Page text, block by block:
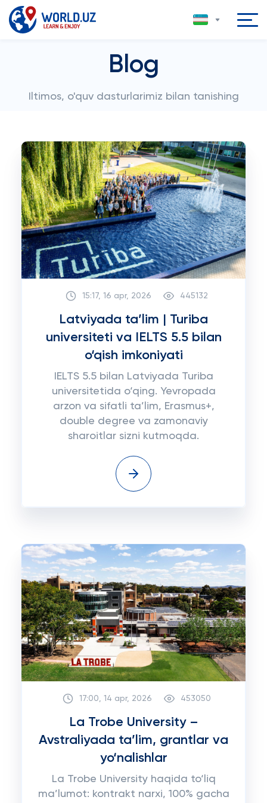
Blog
Iltimos, o'quv dasturlarimiz bilan tanishing
15:17, 16 apr, 2026 445132
Latviyada ta’lim | Turiba
universiteti va IELTS 5.5 bilan
o‘qish imkoniyati
IELTS 5.5 bilan Latviyada Turiba
universitetida o‘qing. Yevropada
arzon va sifatli ta’lim, Erasmus+,
double degree va zamonaviy
sharoitlar sizni kutmoqda.
17:00, 14 apr, 2026 453050
La Trobe University –
Avstraliyada ta’lim, grantlar va
yo‘nalishlar
La Trobe University haqida to‘liq
ma’lumot: kontrakt narxi, 100% gacha